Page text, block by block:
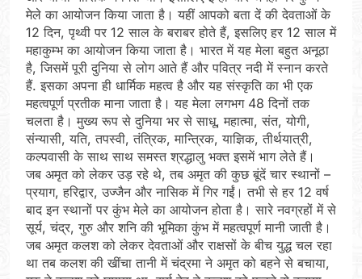
मेले का आयोजन किया जाता है। यहीं आपको बता दें की देवताओं के
12 दिन, पृथ्वी पर 12 साल के बराबर होते हैं, इसलिए हर 12 साल में
महाकुम्भ का आयोजन किया जाता है। भारत में यह मेला बहुत अनूठा
है, जिसमें पूरी दुनिया से लोग आते हैं और पवित्र नदी में स्नान करते
हैं. इसका अपना ही धार्मिक महत्व है और यह संस्कृति का भी एक
महत्वपूर्ण प्रतीक माना जाता है। यह मेला लगभग 48 दिनों तक
चलता है। मुख्य रूप से दुनिया भर से साधू, महात्मा, संत, योगी,
संन्यासी, यति, तपस्वी, तंत्रिक, मान्त्रिक, याज्ञिक, तीर्थयात्री,
कल्पवासी के साथ साथ समस्त श्रद्धालु भक्त इसमें भाग लेते हैं।
जब अमृत को लेकर उड़ रहे थे, तब अमृत की कुछ बूंदें चार स्थानों –
प्रयाग, हरिद्वार, उज्जैन और नासिक में गिर गईं। तभी से हर 12 वर्ष
बाद इन स्थानों पर कुंभ मेले का आयोजन होता है। सारे नवग्रहों में से
सूर्य, चंद्र, गुरु और शनि की भूमिका कुंभ में महत्वपूर्ण मानी जाती है।
जब अमृत कलश को लेकर देवताओं और राक्षसों के बीच युद्ध चल रहा
था तब कलश की खींचा तानी में चंद्रमा ने अमृत को बहने से बचाया,